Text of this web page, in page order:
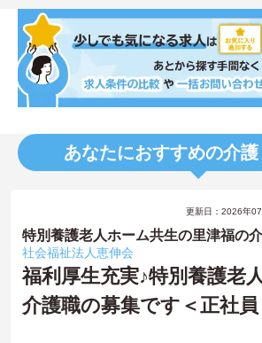
あなたにおすすめの介
更新日：2026年
特別養護老人ホーム共生の里津福の
社会福祉法人恵伸会
福利厚生充実♪特別養護老
介護職の募集です＜正社員